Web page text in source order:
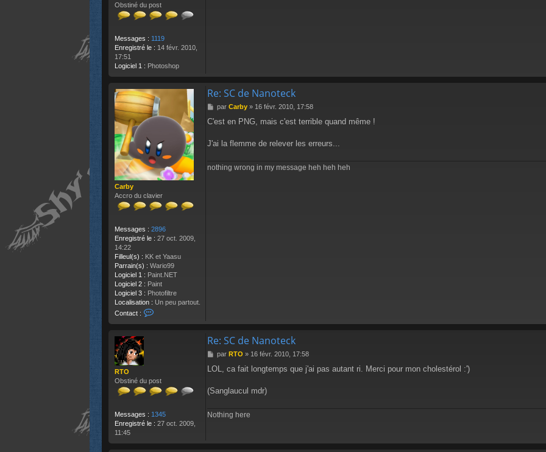
Obstiné du post
Messages : 1119
Enregistré le : 14 févr. 2010,
17:51
Logiciel 1 : Photoshop
Carby
Accro du clavier
Messages : 2896
Enregistré le : 27 oct. 2009,
14:22
Filleul(s) : KK et Yaasu
Parrain(s) : Wario99
Logiciel 1 : Paint.NET
Logiciel 2 : Paint
Logiciel 3 : Photofiltre
Localisation : Un peu partout.
Contact :
r
C
r
b
Re: SC de Nanoteck
M
s
a
par Carby» 16 févr. 2010, 17:58
C'est en PNG, mais c'est terrible quand même !
J'ai la flemme de relever les erreurs...
nothing wrong in my message heh heh heh
RTO
Obstiné du post
Messages : 1345
Enregistré le : 27 oct. 2009,
11:45
Re: SC de Nanoteck
M
s
a
par RTO » 16 févr. 2010, 17:58
LOL, ca fait longtemps que j'ai pas autant ri. Merci pour mon cholestérol :')
(Sanglaucul mdr)
Nothing here